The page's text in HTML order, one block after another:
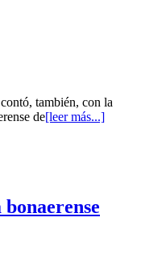
también, con la
de[leer más...]